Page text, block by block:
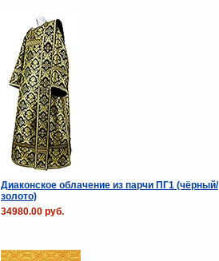
Диаконское облачение из парчи ПГ1 (чёрный/
золото)
34980.00 руб.